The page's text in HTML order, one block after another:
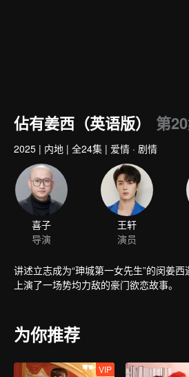
佔有姜西（英语版） 第
2025 | 内地 | 全24集 | 爱情 · 剧情
喜子
导演
王轩
演员
讲述立志成为“珅城第一女先生”的闵姜
上演了一场势均力敌的豪门欲恋故事。
为你推荐
VIP